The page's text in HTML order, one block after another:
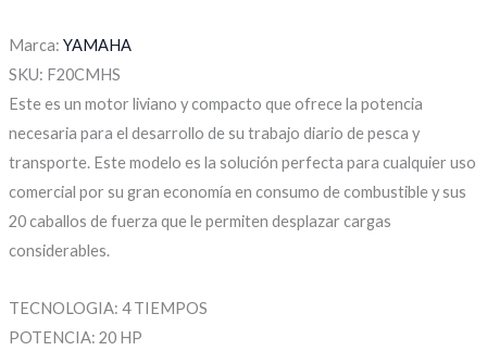
Marca: YAMAHA
SKU: F20CMHS
Este es un motor liviano y compacto que ofrece la potencia
necesaria para el desarrollo de su trabajo diario de pesca y
transporte. Este modelo es la solución perfecta para cualquier uso
comercial por su gran economía en consumo de combustible y sus
20 caballos de fuerza que le permiten desplazar cargas
considerables.
TECNOLOGIA: 4 TIEMPOS
POTENCIA: 20 HP